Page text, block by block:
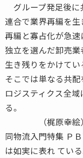
グループ発足後に
連合で業界再編を
再編と寡占化が急速
独立を選んだ卸売
生き残りをかけてい
そこでは単なる共
ロジスティクス全
る。
（梶原幸絵）
同物流入門特集 Ｐ
は如実に表れ ている